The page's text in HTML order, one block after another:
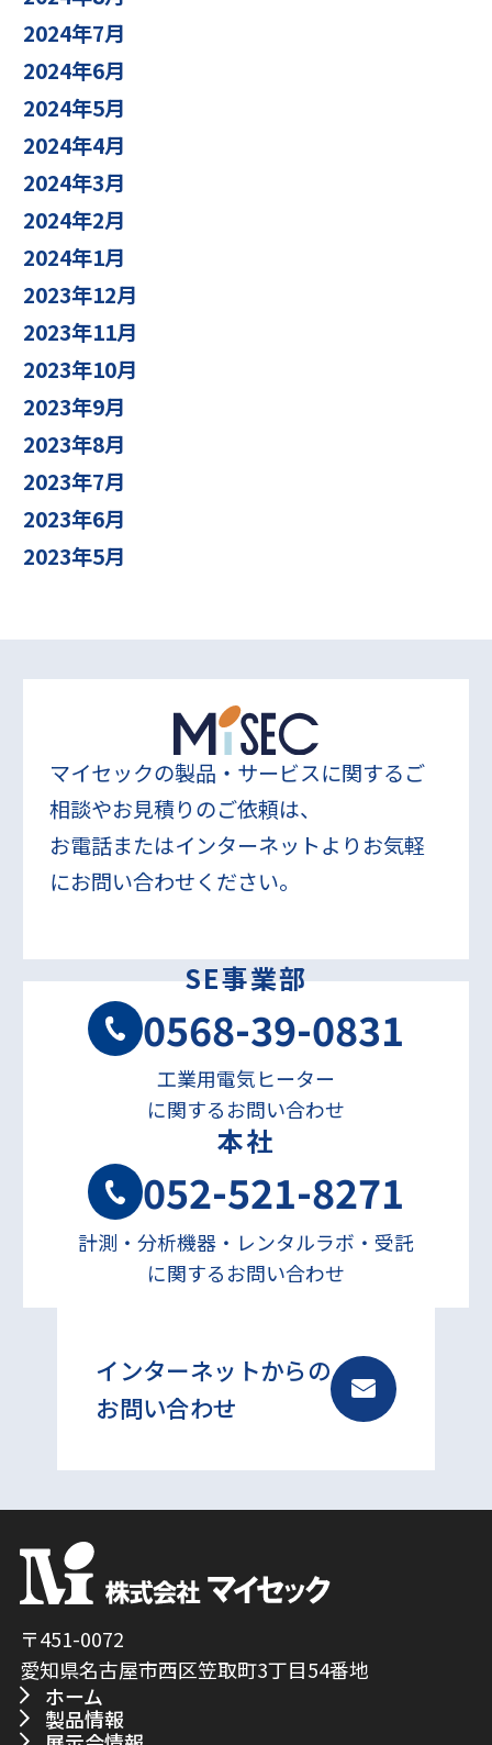
2024年7月
2024年6月
2024年5月
2024年4月
2024年3月
2024年2月
2024年1月
2023年12月
2023年11月
2023年10月
2023年9月
2023年8月
2023年7月
2023年6月
2023年5月
マイセックの製品・サービスに関するご
相談やお見積りのご依頼は、
お電話またはインターネットよりお気軽
にお問い合わせください。
SE事業部
0568-39-0831
工業用電気ヒーター
に関するお問い合わせ
本社
052-521-8271
計測・分析機器・レンタルラボ・受託
に関するお問い合わせ
インターネットからの
お問い合わせ
〒451-0072
愛知県名古屋市西区笠取町3丁目54番地
ホーム
製品情報